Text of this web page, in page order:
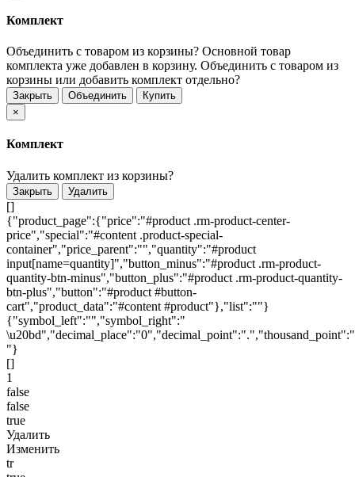
Комплект
Объединить с товаром из корзины? Основной товар
комплекта уже добавлен в корзину. Объединить с товаром из
корзины или добавить комплект отдельно?
Закрыть Объединить
Купить
×
Комплект
Удалить комплект из корзины?
Закрыть Удалить
[]
{"product_page":{"price":"#product .rm-product-center-
price","special":"#content .product-special-
container","price_parent":"","quantity":"#product
input[name=quantity]","button_minus":"#product .rm-product-
quantity-btn-minus","button_plus":"#product .rm-product-quantity-
btn-plus","button":"#product #button-
cart","product_data":"#content #product"},"list":""}
{"symbol_left":"","symbol_right":"
\u20bd","decimal_place":"0","decimal_point":".","thousand_point":"
"}
[]
1
false
false
true
Удалить
Изменить
tr